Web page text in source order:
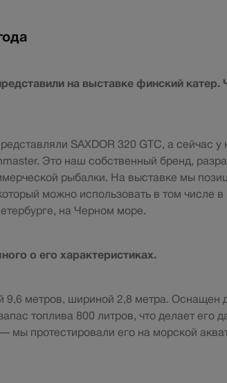
на выставке финский катер.
SAXDOR 320 GTC, а сейчас у
Это наш собственный бренд,
рыбалки. На выставке мы
можно использовать в том числе
на Черном море.
о его характеристиках.
9,6 метров, шириной 2,8 метра. Оснащен
топлива 800 литров, что делает его
мы протестировали его на морской